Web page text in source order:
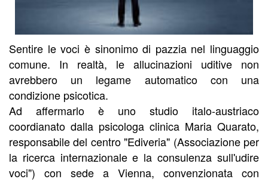
Sentire le voci è sinonimo di pazzia nel linguaggio
comune. In realtà, le allucinazioni uditive non
avrebbero un legame automatico con una
condizione psicotica.
Ad affermarlo è uno studio italo-austriaco
coordianato dalla psicologa clinica Maria Quarato,
responsabile del centro "Ediveria" (Associazione per
la ricerca internazionale e la consulenza sull'udire
voci") con sede a Vienna, convenzionata con